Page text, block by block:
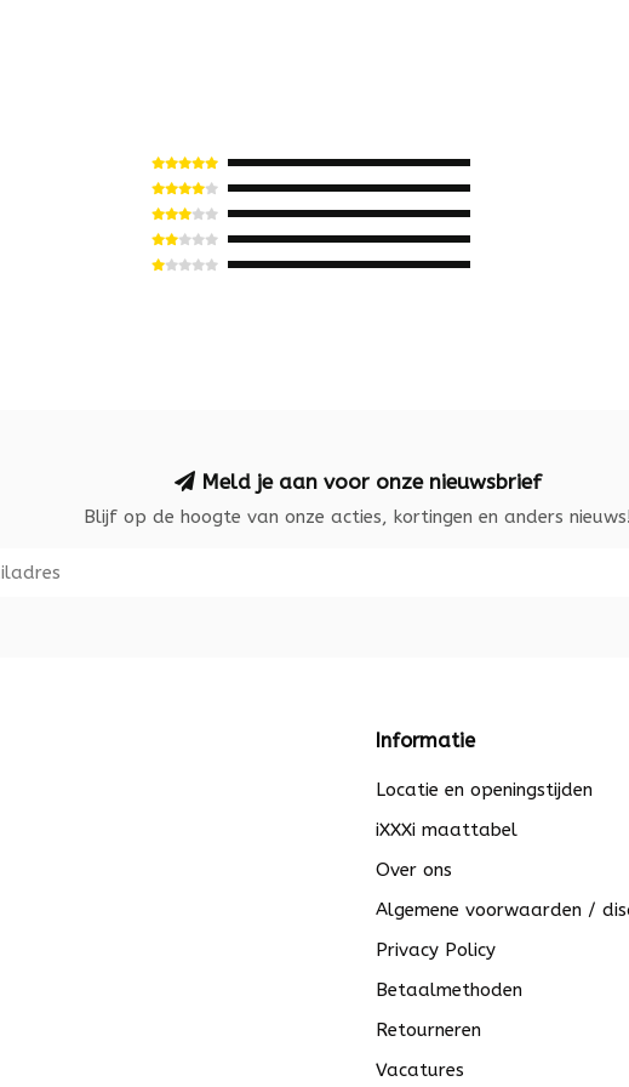
Meld je aan voor onze nieuwsbrief
Blijf op de hoogte van onze acties, kortingen en anders
Informatie
Locatie en openingstijden
iXXXi maattabel
Over ons
Algemene voorwaarden /
Privacy Policy
Betaalmethoden
Retourneren
Vacatures